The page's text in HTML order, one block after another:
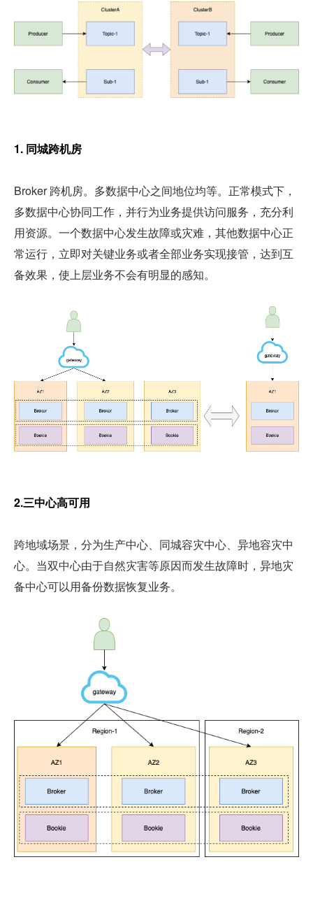
1. 同城跨机房
Broker 跨机房。多数据中心之间地位均等。正常模式下，
多数据中心协同工作，并行为业务提供访问服务，充分利
用资源。一个数据中心发生故障或灾难，其他数据中心正
常运行，立即对关键业务或者全部业务实现接管，达到互
备效果，使上层业务不会有明显的感知。
2.三中心高可用
跨地域场景，分为生产中心、同城容灾中心、异地容灾中
心。当双中心由于自然灾害等原因而发生故障时，异地灾
备中心可以用备份数据恢复业务。